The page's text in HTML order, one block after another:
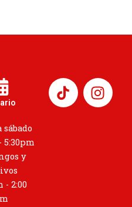
sábado
5:30pm
y
- 2:00
I
n
s